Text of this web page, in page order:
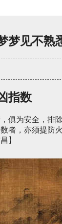
梦见不熟
指数
俱为安全，排
者，亦须提防
】